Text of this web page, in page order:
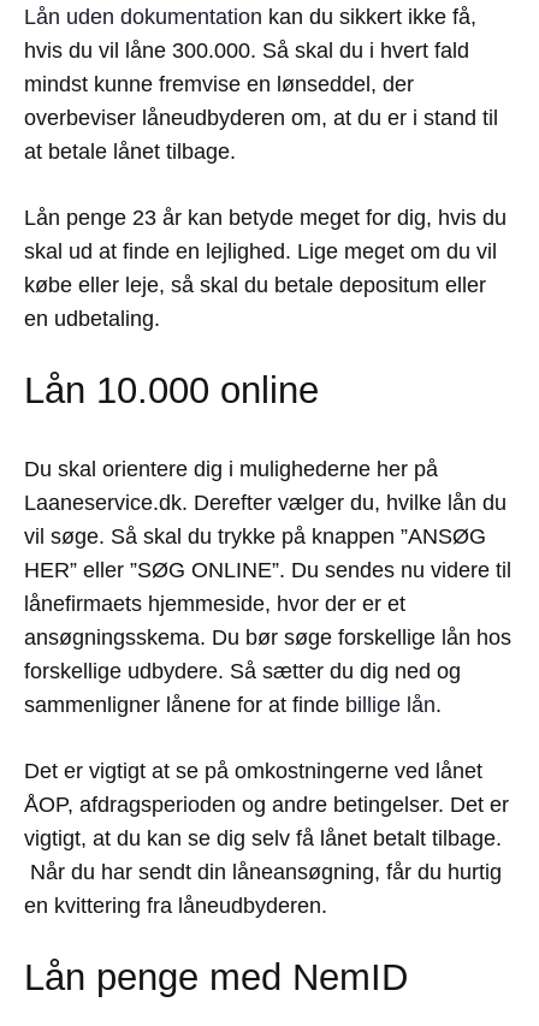
Lån uden dokumentation kan du sikkert ikke få,
hvis du vil låne 300.000. Så skal du i hvert fald
mindst kunne fremvise en lønseddel, der
overbeviser låneudbyderen om, at du er i stand til
at betale lånet tilbage.
Lån penge 23 år kan betyde meget for dig, hvis du
skal ud at finde en lejlighed. Lige meget om du vil
købe eller leje, så skal du betale depositum eller
en udbetaling.
Lån 10.000 online
Du skal orientere dig i mulighederne her på
Laaneservice.dk. Derefter vælger du, hvilke lån du
vil søge. Så skal du trykke på knappen ”ANSØG
HER” eller ”SØG ONLINE”. Du sendes nu videre til
lånefirmaets hjemmeside, hvor der er et
ansøgningsskema. Du bør søge forskellige lån hos
forskellige udbydere. Så sætter du dig ned og
sammenligner lånene for at finde billige lån.
Det er vigtigt at se på omkostningerne ved lånet
ÅOP, afdragsperioden og andre betingelser. Det er
vigtigt, at du kan se dig selv få lånet betalt tilbage.
Når du har sendt din låneansøgning, får du hurtig
en kvittering fra låneudbyderen.
Lån penge med NemID